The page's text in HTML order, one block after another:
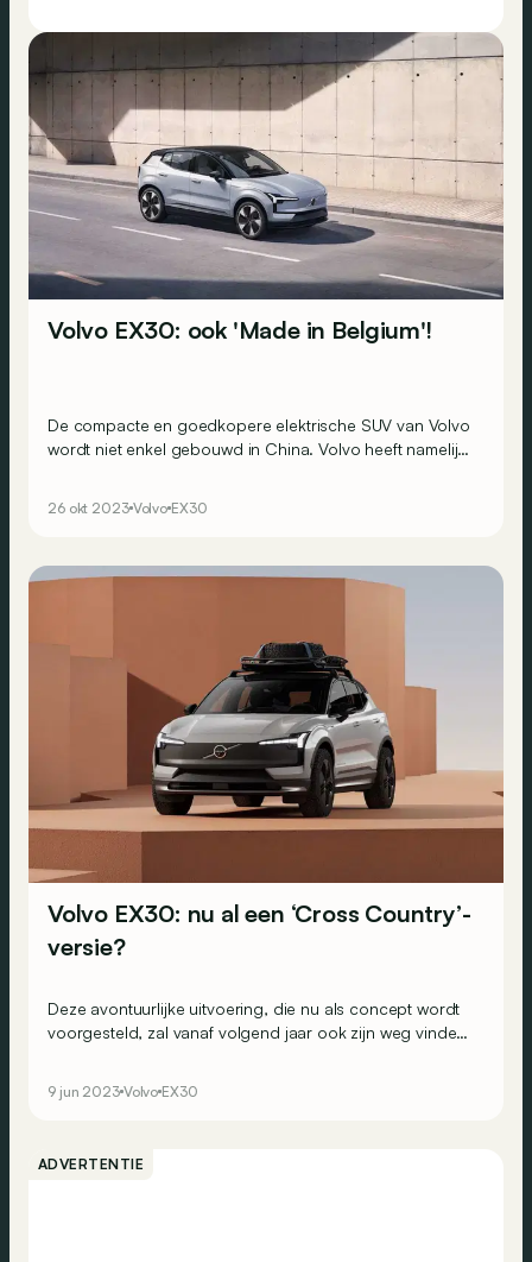
Volvo EX30: ook 'Made in Belgium'!
De compacte en goedkopere elektrische SUV van Volvo
wordt niet enkel gebouwd in China. Volvo heeft namelijk
voor de fabriek in Gent, waar de auto vanaf 2025 van
26 okt 2023 Volvo EX30
Volvo EX30: nu al een ‘Cross Country’-
versie?
Deze avontuurlijke uitvoering, die nu als concept wordt
voorgesteld, zal vanaf volgend jaar ook zijn weg vinden
9 jun 2023 Volvo EX30
ADVERTENTIE